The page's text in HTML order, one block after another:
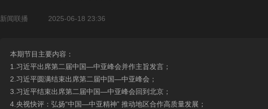
新闻联播 2025-06-18 23:36
本期节目主要内容：
1.习近平出席第二届中国—中亚峰会并作主旨发言；
2.习近平圆满结束出席第二届中国—中亚峰会；
3.习近平结束出席第二届中国—中亚峰会回到北京；
4.央视快评：弘扬“中国—中亚精神” 推动地区合作高质量发展；